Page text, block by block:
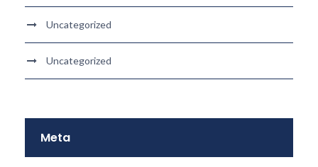
Uncategorized
Uncategorized
Meta